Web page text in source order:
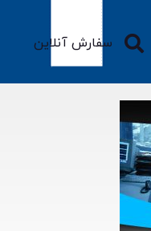
سفارش آنلاین